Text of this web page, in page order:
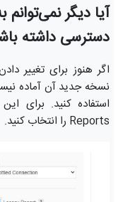
دسترسی داشته
اگر هنوز برای تغییر
نسخه جدید آن آماده
Reports را انتخاب کنید.